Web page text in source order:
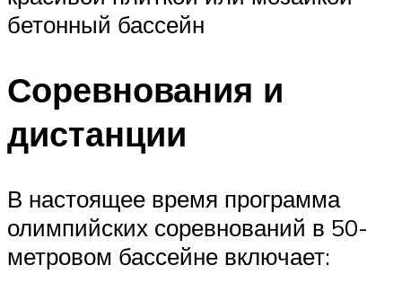
бетонный бассейн
Соревнования и
дистанции
В настоящее время программа
олимпийских соревнований в 50-
метровом бассейне включает: